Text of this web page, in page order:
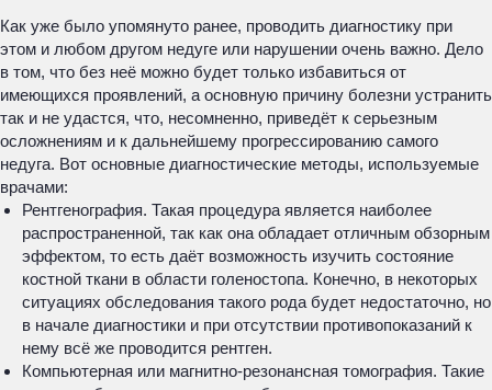
Как уже было упомянуто ранее, проводить диагностику при
этом и любом другом недуге или нарушении очень важно. Дело
в том, что без неё можно будет только избавиться от
имеющихся проявлений, а основную причину болезни устранить
так и не удастся, что, несомненно, приведёт к серьезным
осложнениям и к дальнейшему прогрессированию самого
недуга. Вот основные диагностические методы, используемые
врачами:
Рентгенография. Такая процедура является наиболее
распространенной, так как она обладает отличным обзорным
эффектом, то есть даёт возможность изучить состояние
костной ткани в области голеностопа. Конечно, в некоторых
ситуациях обследования такого рода будет недостаточно, но
в начале диагностики и при отсутствии противопоказаний к
нему всё же проводится рентген.
Компьютерная или магнитно-резонансная томография. Такие